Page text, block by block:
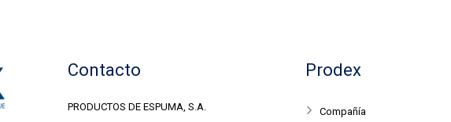
Contacto
PRODUCTOS DE ESPUMA, S.A.
Prodex
Compañía